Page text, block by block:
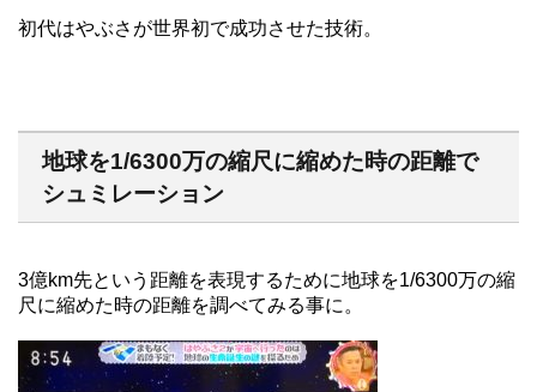
初代はやぶさが世界初で成功させた技術。
地球を1/6300万の縮尺に縮めた時の距離で
シュミレーション
3億km先という距離を表現するために地球を1/6300万の縮
尺に縮めた時の距離を調べてみる事に。